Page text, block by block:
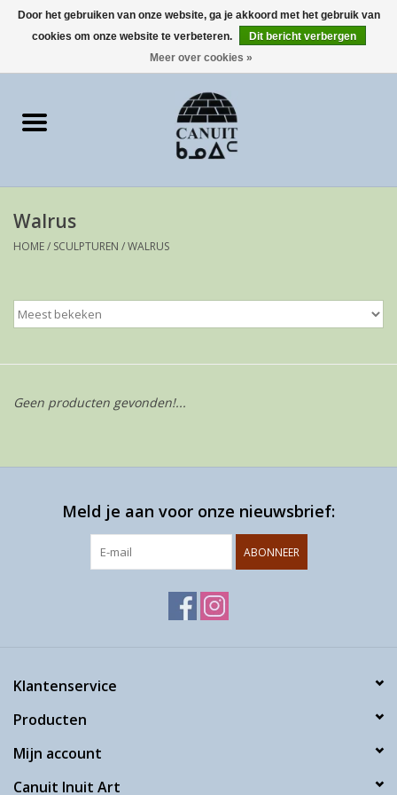
0 Artikelen - €0,00
Art Cards
sculpturen
Walrus
HOME/ SCULPTUREN /WALRUS
Geen producten gevonden!...
Meld je aan voor onze nieuwsbrief:
ABONNEER
Klantenservice
Producten
Mijn account
Canuit Inuit Art
Door het gebruiken van onze website, ga je akkoord met het gebruik van
cookies om onze website te verbeteren.
Dit bericht verbergen
Meer over cookies »